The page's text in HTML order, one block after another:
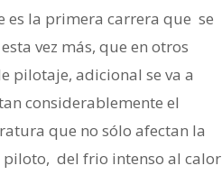
es la primera carrera que se
vez más, que en otros
pilotaje, adicional se va a
considerablemente el
que no sólo afectan la
piloto, del frio intenso al calor